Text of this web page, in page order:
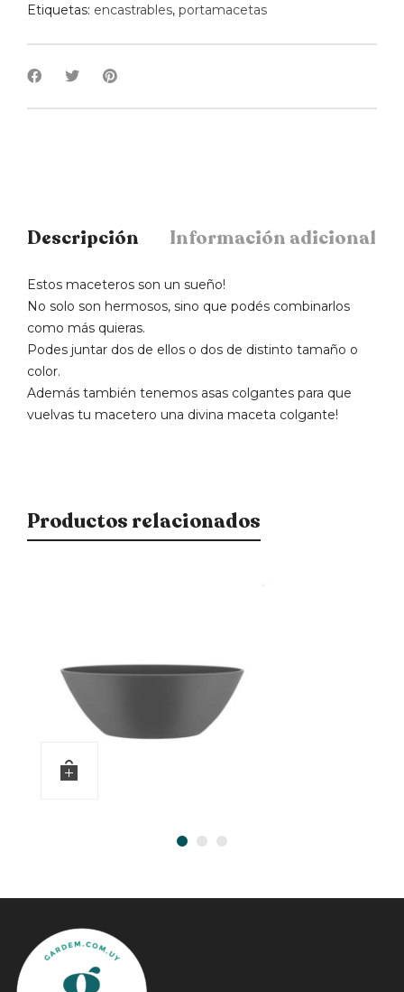
Etiquetas: encastrables, portamacetas
Descripción Información adicional
Estos maceteros son un sueño!
No solo son hermosos, sino que podés combinarlos
como más quieras.
Podes juntar dos de ellos o dos de distinto tamaño o
color.
Además también tenemos asas colgantes para que
vuelvas tu macetero una divina maceta colgante!
Productos relacionados